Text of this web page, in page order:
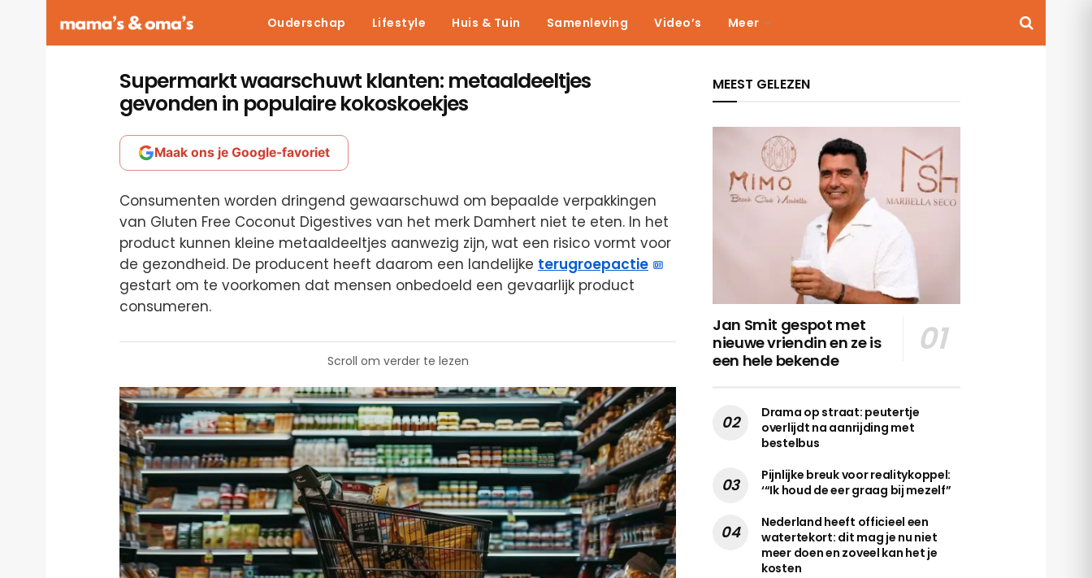
Ouderschap Lifestyle Huis & Tuin Samenleving Video’s Meer
Supermarkt waarschuwt klanten: metaaldeeltjes
gevonden in populaire kokoskoekjes
Maak ons je Google-favoriet
Consumenten worden dringend gewaarschuwd om bepaalde verpakkingen
van Gluten Free Coconut Digestives van het merk Damhert niet te eten. In het
product kunnen kleine metaaldeeltjes aanwezig zijn, wat een risico vormt voor
de gezondheid. De producent heeft daarom een landelijke terugroepactie
gestart om te voorkomen dat mensen onbedoeld een gevaarlijk product
consumeren.
Scroll om verder te lezen
MEEST GELEZEN
Jan Smit gespot met
nieuwe vriendin en ze is
een hele bekende
Drama op straat: peutertje
overlijdt na aanrijding met
bestelbus
Pijnlijke breuk voor realitykoppel:
‘“Ik houd de eer graag bij mezelf”
Nederland heeft officieel een
watertekort: dit mag je nu niet
meer doen en zoveel kan het je
kosten